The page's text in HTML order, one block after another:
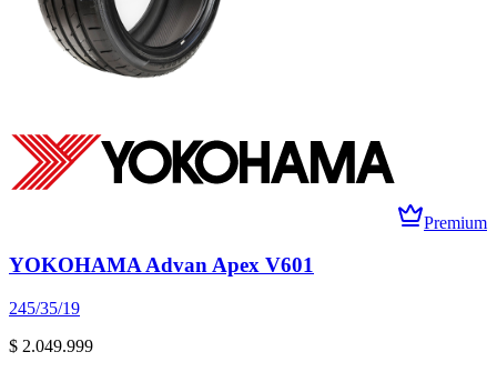
Premium
YOKOHAMA Advan Apex V601
245/35/19
$ 2.049.999